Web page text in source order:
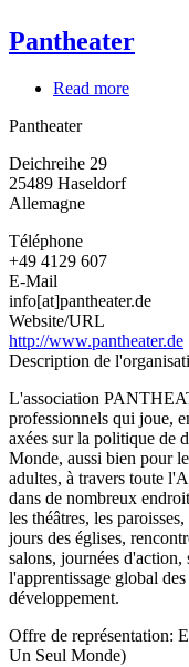
Pantheater
Read more
Pantheater
Deichreihe 29
25489 Haseldorf
Allemagne
Téléphone
+49 4129 607
E-Mail
info[at]pantheater.de
Website/URL
http://www.pantheater.de
Description de
L'association
professionnels qui joue,
axées sur la politique de
Monde, aussi bien pour
adultes, à travers toute
dans de nombreux
les théâtres, les
jours des églises,
salons, journées d'action,
l'apprentissage global
développement.
Offre de représentation:
Un Seul Monde)